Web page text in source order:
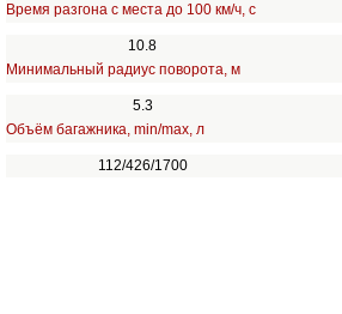
Время разгона с места до 100 км/ч, с
10.8
Минимальный радиус поворота, м
5.3
Объём багажника, min/max, л
112/426/1700